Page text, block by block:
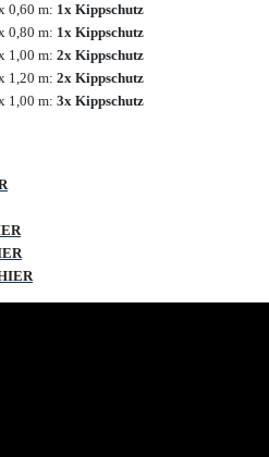
0,60 m: 1x Kippschutz
0,80 m: 1x Kippschutz
1,00 m: 2x Kippschutz
1,20 m: 2x Kippschutz
1,00 m: 3x Kippschutz